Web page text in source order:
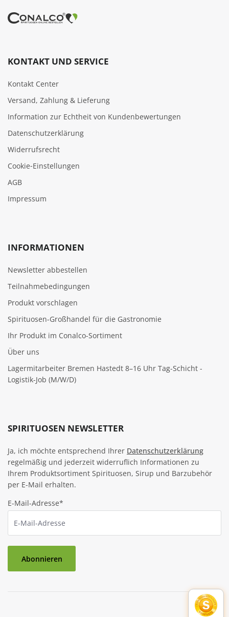
KONTAKT UND SERVICE
Kontakt Center
Versand, Zahlung & Lieferung
Information zur Echtheit von Kundenbewertungen
Datenschutzerklärung
Widerrufsrecht
Cookie‑Einstellungen
AGB
Impressum
INFORMATIONEN
Newsletter abbestellen
Teilnahmebedingungen
Produkt vorschlagen
Spirituosen-Großhandel für die Gastronomie
Ihr Produkt im Conalco-Sortiment
Über uns
Lagermitarbeiter Bremen Hastedt 8–16 Uhr Tag-Schicht -
Logistik-Job (M/W/D)
SPIRITUOSEN NEWSLETTER
Ja, ich möchte entsprechend Ihrer Datenschutzerklärung
regelmäßig und jederzeit widerruflich Informationen zu
Ihrem Produktsortiment Spirituosen, Sirup und Barzubehör
per E-Mail erhalten.
E-Mail-Adresse*
Abonnieren